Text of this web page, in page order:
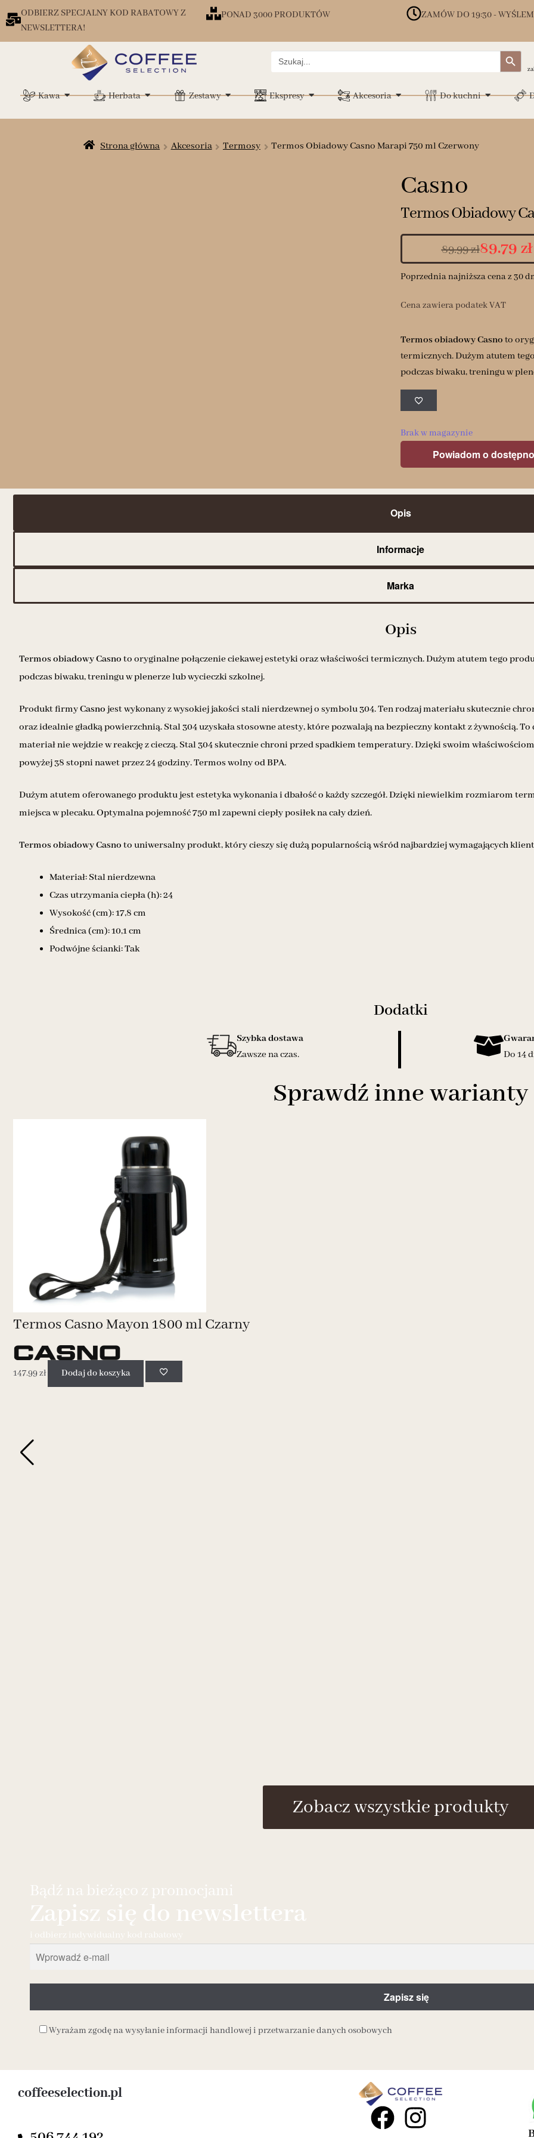
ODBIERZ SPECJALNY KOD RABATOWY Z
NEWSLETTERA!
PONAD 3000 PRODUKTÓW ZAMÓW DO 19:30 -
Search
for:
Search Button
Kawa Herbata Zestawy Ekspresy Akcesoria Do kuchni
Strona główna Akcesoria Termosy Termos Obiadowy Casno Marapi 750 ml Czerwony
Casno
Termos Obiadowy
89.99zł89.79 zł
Poprzednia najniższa cena z 30
Cena zawiera podatek VAT
Termos obiadowy Casno to
termicznych. Dużym atutem
podczas biwaku, treningu w
Brak w magazynie
Powiadom o
Opis
Informacje
Marka
Opis
Termos obiadowy Casno to oryginalne połączenie ciekawej estetyki oraz właściwości termicznych. Dużym atutem tego
podczas biwaku, treningu w plenerze lub wycieczki szkolnej.
Produkt firmyCasnojest wykonany z wysokiej jakości stali nierdzewnej o symbolu 304. Ten rodzaj materiału skutecznie
oraz idealnie gładką powierzchnią. Stal 304 uzyskała stosowne atesty, które pozwalają na bezpieczny kontakt z żywnością.
materiał nie wejdzie w reakcję z cieczą. Stal 304 skutecznie chroni przed spadkiem temperatury. Dzięki swoim
powyżej 38 stopni nawet przez 24 godziny. Termos wolny od BPA.
Dużym atutem oferowanego produktu jest estetyka wykonania i dbałość o każdy szczegół. Dzięki niewielkim rozmiarom
miejsca w plecaku. Optymalna pojemność 750 ml zapewni ciepły posiłek na cały dzień.
Termos obiadowy Casno to uniwersalny produkt, który cieszy się dużą popularnością wśród najbardziej wymagających
Materiał: Stal nierdzewna
Czas utrzymania ciepła (h): 24
Wysokość (cm): 17,8 cm
Średnica (cm): 10,1 cm
Podwójne ścianki: Tak
Dodatki
Szybka dostawa
Zawsze na czas.
Do 14
Sprawdź inne warianty
Termos Casno Mayon 1800 ml Czarny
147.99zł Dodaj do koszyka
Zobacz wszystkie produkty
Bądź na bieżąco z promocjami
Zapisz się do newslettera
i odbierz indywidualny kod rabatowy
Wyrażam zgodę na wysyłanie informacji handlowej i przetwarzanie danych osobowych
coffeeselection.pl